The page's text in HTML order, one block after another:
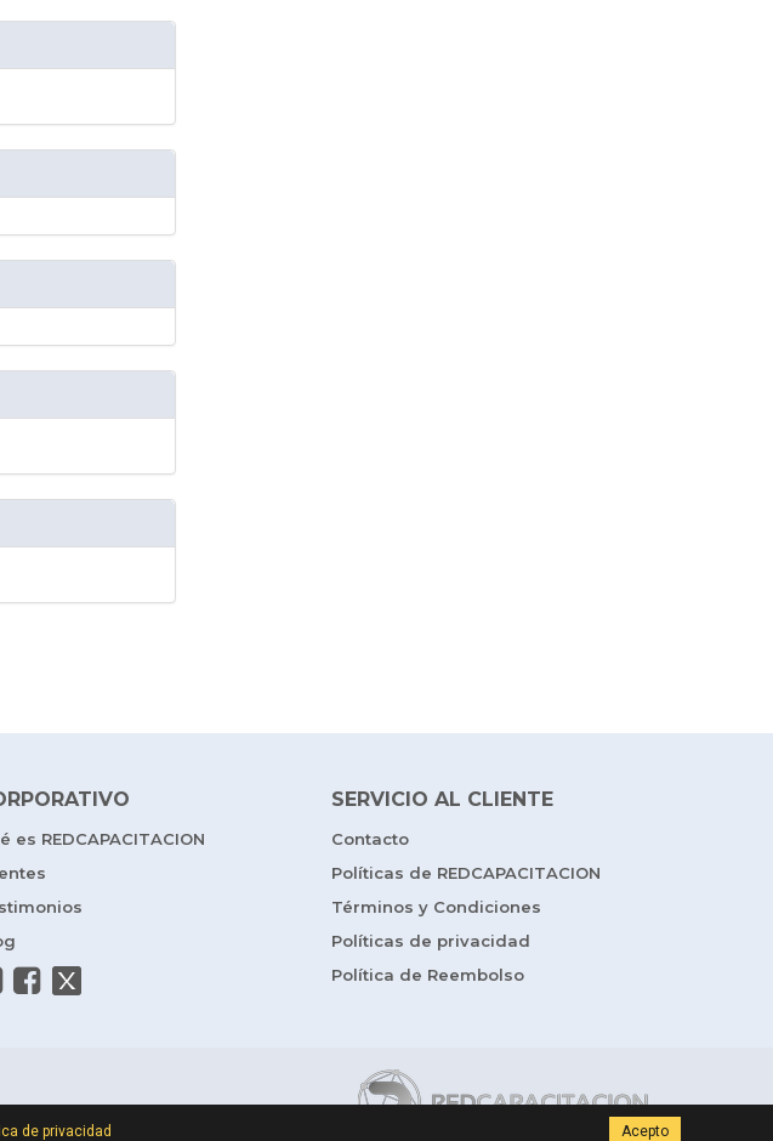
es REDCAPACITACION
SERVICIO AL CLIENTE
Contacto
Políticas de REDCAPACITACION
Términos y Condiciones
Políticas de privacidad
Política de Reembolso
de privacidad Acepto